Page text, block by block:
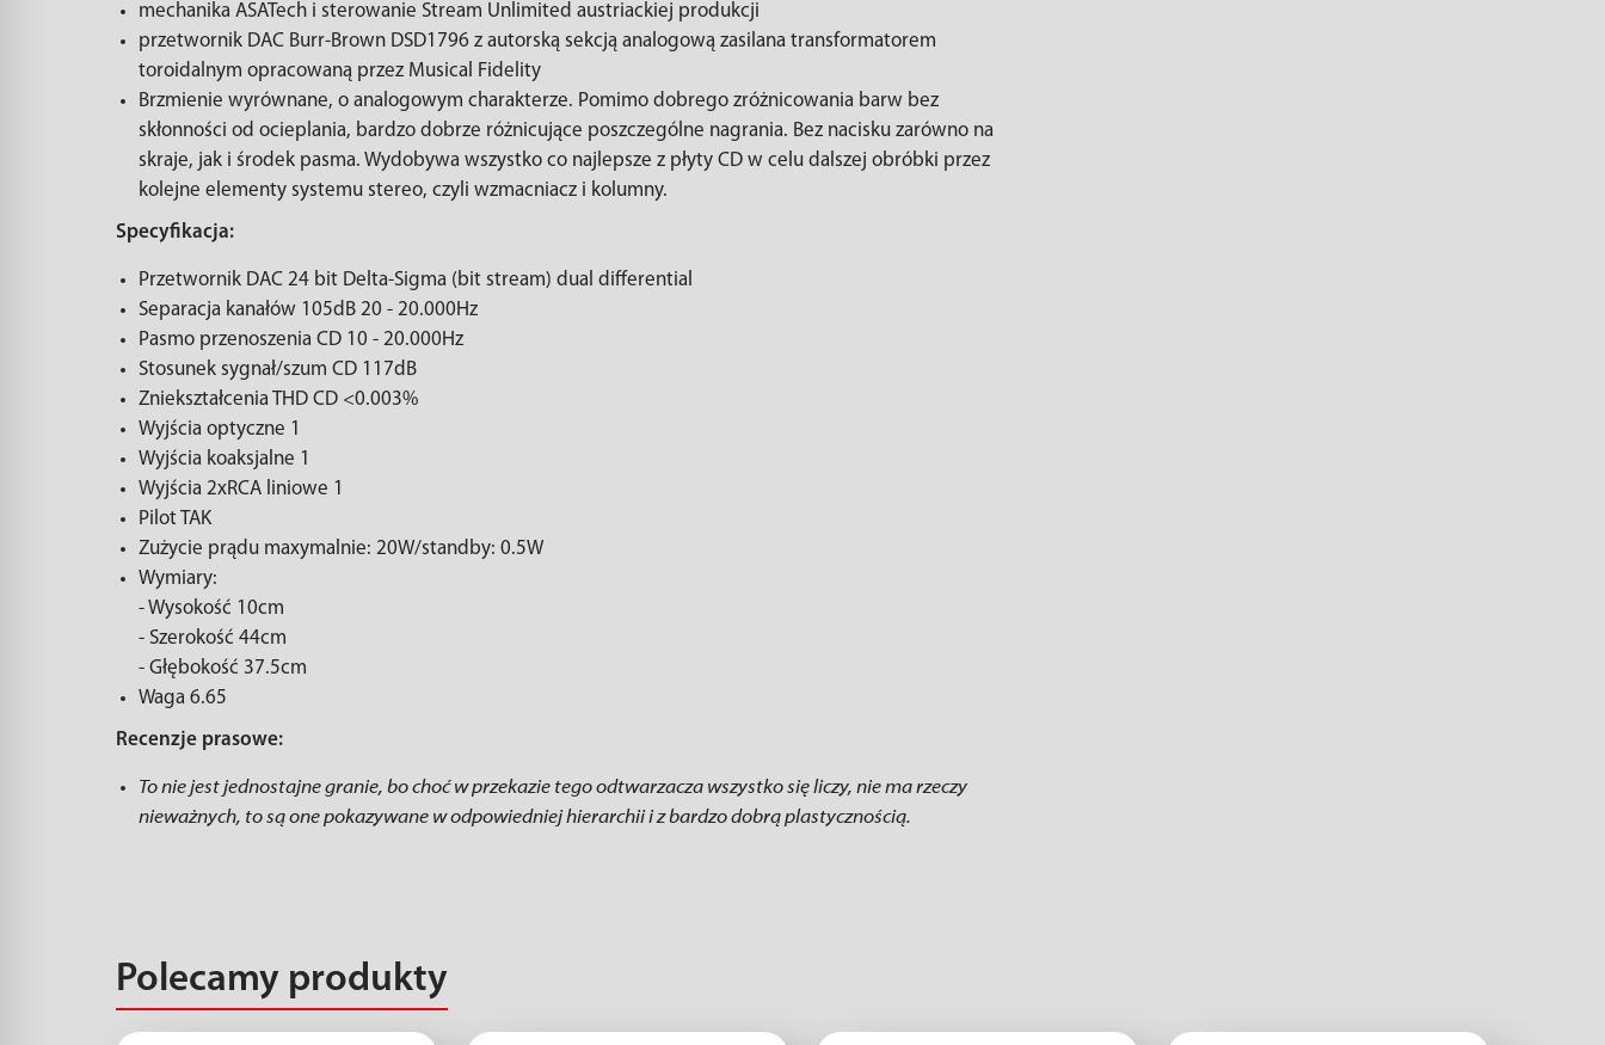
mechanika ASATech i sterowanie Stream Unlimited austriackiej produkcji
przetwornik DAC Burr-Brown DSD1796 z autorską sekcją analogową zasilana transformatorem
toroidalnym opracowaną przez Musical Fidelity
Brzmienie wyrównane, o analogowym charakterze. Pomimo dobrego zróżnicowania barw bez
skłonności od ocieplania, bardzo dobrze różnicujące poszczególne nagrania. Bez nacisku zarówno na
skraje, jak i środek pasma. Wydobywa wszystko co najlepsze z płyty CD w celu dalszej obróbki przez
kolejne elementy systemu stereo, czyli wzmacniacz i kolumny.
Specyfikacja:
Przetwornik DAC 24 bit Delta-Sigma (bit stream) dual differential
Separacja kanałów 105dB 20 - 20.000Hz
Pasmo przenoszenia CD 10 - 20.000Hz
Stosunek sygnał/szum CD 117dB
Zniekształcenia THD CD <0.003%
Wyjścia optyczne 1
Wyjścia koaksjalne 1
Wyjścia 2xRCA liniowe 1
Pilot TAK
Zużycie prądu maxymalnie: 20W/standby: 0.5W
Wymiary:
- Wysokość 10cm
- Szerokość 44cm
- Głębokość 37.5cm
Waga 6.65
Recenzje prasowe:
To nie jest jednostajne granie, bo choć w przekazie tego odtwarzacza wszystko się liczy, nie ma rzeczy
nieważnych, to są one pokazywane w odpowiedniej hierarchii i z bardzo dobrą plastycznością.
Polecamy produkty